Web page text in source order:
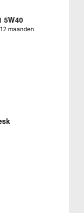
5W40
maanden